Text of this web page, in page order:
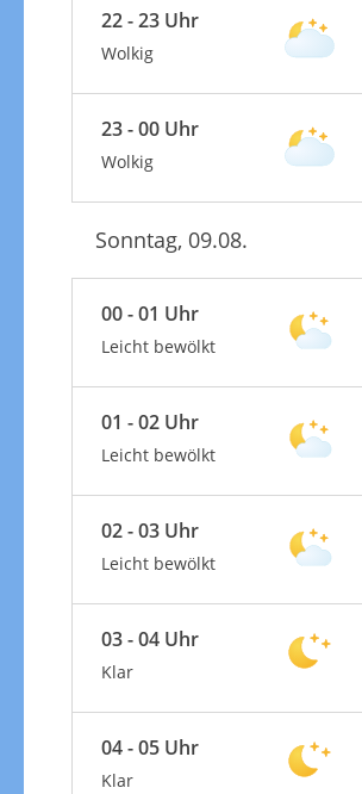
22 - 23 Uhr
Wolkig
23 - 00 Uhr
Wolkig
Sonntag, 09.08.
00 - 01 Uhr
Leicht bewölkt
01 - 02 Uhr
Leicht bewölkt
02 - 03 Uhr
Leicht bewölkt
03 - 04 Uhr
Klar
04 - 05 Uhr
Klar